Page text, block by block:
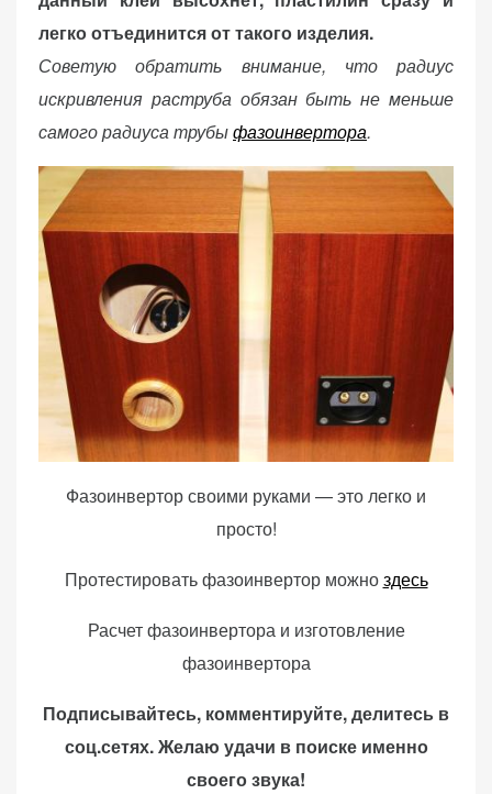
легко отъединится от такого изделия.
Советую обратить внимание, что радиус
искривления раструба обязан быть не меньше
самого радиуса трубыфазоинвертора.
Фазоинвертор своими руками — это легко и
просто!
Протестировать фазоинвертор можноздесь
Расчет фазоинвертора и изготовление
фазоинвертора
Подписывайтесь, комментируйте, делитесь в
соц.сетях. Желаю удачи в поиске именно
своего звука!